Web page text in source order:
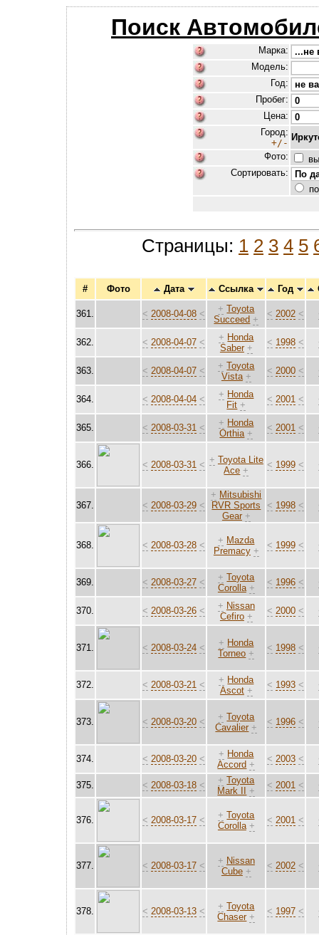
Поиск
Марка:
Модель:
Год:
Пробег:
Цена:
Город:
+/-
Фото:
Сортировать:
Страницы: 1 2 3 4 5
# Фото Дата Ссылка Год
361. < 2008-04-08 < + Toyota
Succeed +
< 2002 <
362. < 2008-04-07 < + Honda
Saber +
< 1998 <
363. < 2008-04-07 < + Toyota
Vista +
< 2000 <
364. < 2008-04-04 < + Honda
Fit +
< 2001 <
365. < 2008-03-31 < + Honda
Orthia +
< 2001 <
366. < 2008-03-31 < + Toyota Lite
Ace +
< 1999 <
367. < 2008-03-29 <
+ Mitsubishi
RVR Sports
Gear +
< 1998 <
368. < 2008-03-28 < + Mazda
Premacy +
< 1999 <
369. < 2008-03-27 < + Toyota
Corolla +
< 1996 <
370. < 2008-03-26 < + Nissan
Cefiro +
< 2000 <
371. < 2008-03-24 < + Honda
Torneo +
< 1998 <
372. < 2008-03-21 < + Honda
Ascot +
< 1993 <
373. < 2008-03-20 < + Toyota
Cavalier +
< 1996 <
374. < 2008-03-20 < + Honda
Accord +
< 2003 <
375. < 2008-03-18 < + Toyota
Mark II
+
< 2001 <
376. < 2008-03-17 < + Toyota
Corolla +
< 2001 <
377. < 2008-03-17 < + Nissan
Cube +
< 2002 <
378. < 2008-03-13 < + Toyota
Chaser +
< 1997 <